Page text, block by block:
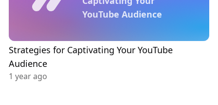
YouTube Audience
Strategies for Captivating Your YouTube
Audience
1 year ago